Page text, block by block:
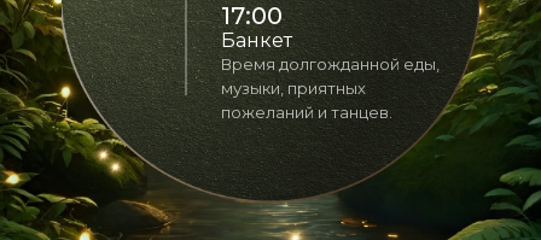
17:00
Банкет
Время долгожданной еды,
музыки, приятных
пожеланий и танцев.